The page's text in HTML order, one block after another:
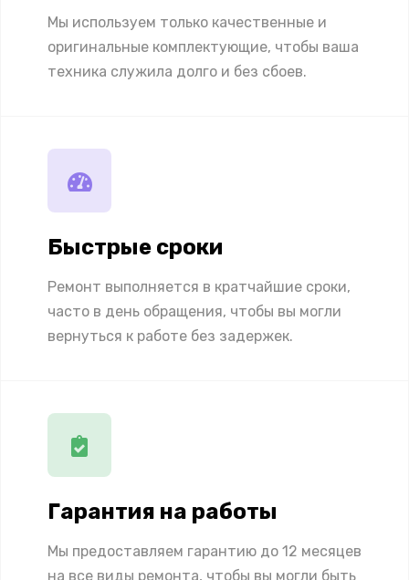
Мы используем только качественные и
оригинальные комплектующие, чтобы ваша
техника служила долго и без сбоев.
Быстрые сроки
Ремонт выполняется в кратчайшие сроки,
часто в день обращения, чтобы вы могли
вернуться к работе без задержек.
Гарантия на работы
Мы предоставляем гарантию до 12 месяцев
на все виды ремонта, чтобы вы могли быть